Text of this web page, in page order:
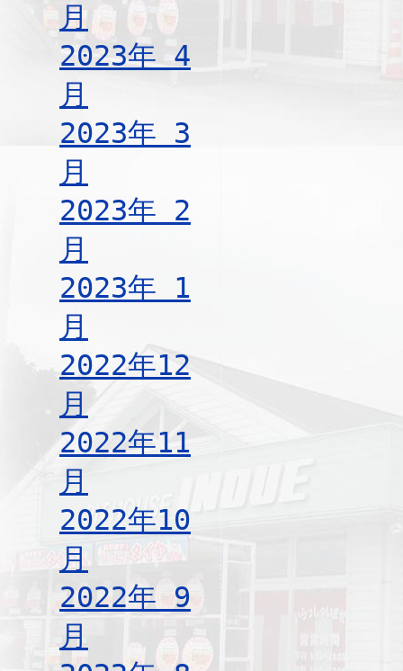
月
2023年 4
月
2023年 3
月
2023年 2
月
2023年 1
月
2022年12
月
2022年11
月
2022年10
月
2022年 9
月